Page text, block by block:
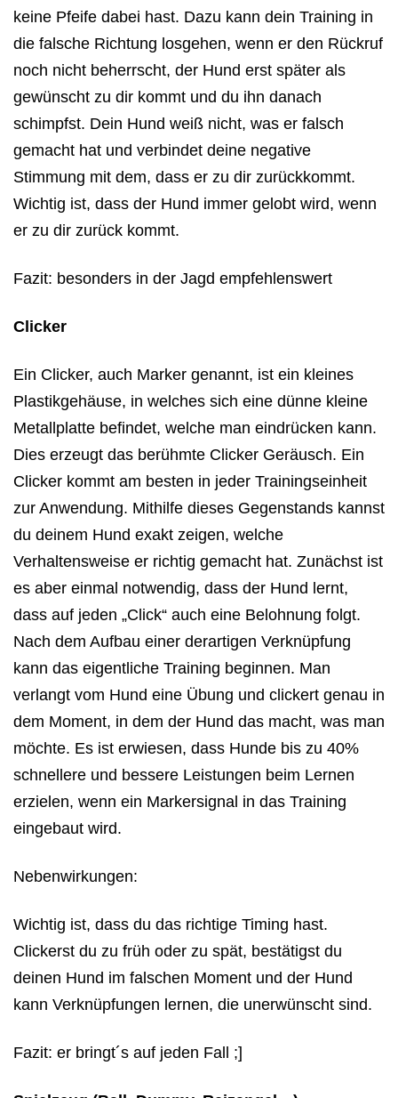
keine Pfeife dabei hast. Dazu kann dein Training in
die falsche Richtung losgehen, wenn er den Rückruf
noch nicht beherrscht, der Hund erst später als
gewünscht zu dir kommt und du ihn danach
schimpfst. Dein Hund weiß nicht, was er falsch
gemacht hat und verbindet deine negative
Stimmung mit dem, dass er zu dir zurückkommt.
Wichtig ist, dass der Hund immer gelobt wird, wenn
er zu dir zurück kommt.
Fazit: besonders in der Jagd empfehlenswert
Clicker
Ein Clicker, auch Marker genannt, ist ein kleines
Plastikgehäuse, in welches sich eine dünne kleine
Metallplatte befindet, welche man eindrücken kann.
Dies erzeugt das berühmte Clicker Geräusch. Ein
Clicker kommt am besten in jeder Trainingseinheit
zur Anwendung. Mithilfe dieses Gegenstands kannst
du deinem Hund exakt zeigen, welche
Verhaltensweise er richtig gemacht hat. Zunächst ist
es aber einmal notwendig, dass der Hund lernt,
dass auf jeden „Click“ auch eine Belohnung folgt.
Nach dem Aufbau einer derartigen Verknüpfung
kann das eigentliche Training beginnen. Man
verlangt vom Hund eine Übung und clickert genau in
dem Moment, in dem der Hund das macht, was man
möchte. Es ist erwiesen, dass Hunde bis zu 40%
schnellere und bessere Leistungen beim Lernen
erzielen, wenn ein Markersignal in das Training
eingebaut wird.
Nebenwirkungen:
Wichtig ist, dass du das richtige Timing hast.
Clickerst du zu früh oder zu spät, bestätigst du
deinen Hund im falschen Moment und der Hund
kann Verknüpfungen lernen, die unerwünscht sind.
Fazit: er bringt´s auf jeden Fall ;]